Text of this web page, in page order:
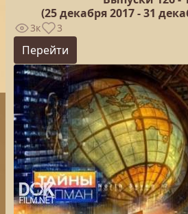
(25декабря 2017 - 31
3к 3
Перейти